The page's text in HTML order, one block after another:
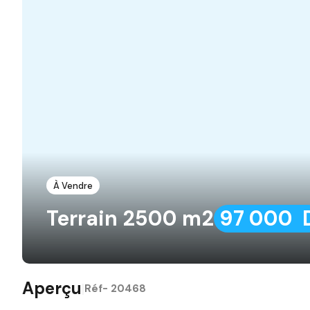
À Vendre
Terrain 2500 m2 97 000
Aperçu Réf- 20468